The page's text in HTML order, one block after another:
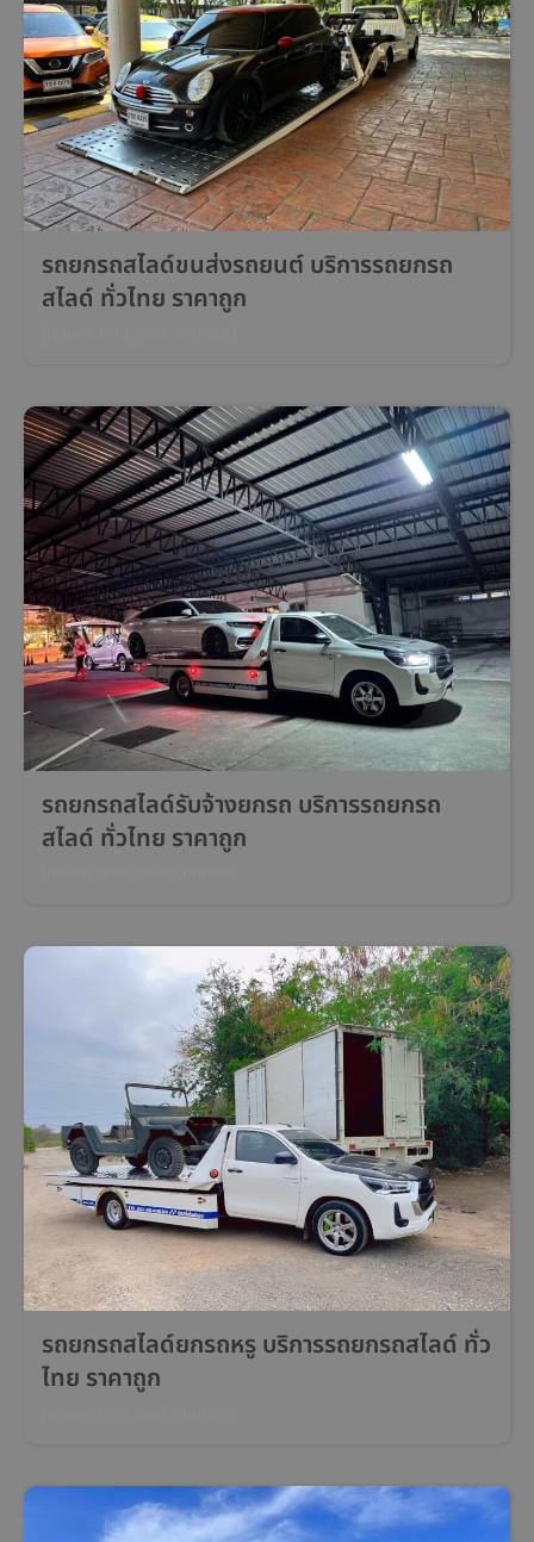
รถยกรถสไลด์ขนส่งรถยนต์ บริการรถยกรถ
สไลด์ ทั่วไทย ราคาถูก
รถยกรถสไลด์รับจ้างยกรถ บริการรถยกรถ
สไลด์ ทั่วไทย ราคาถูก
รถยกรถสไลด์ยกรถหรู บริการรถยกรถสไลด์ ทั่ว
ไทย ราคาถูก